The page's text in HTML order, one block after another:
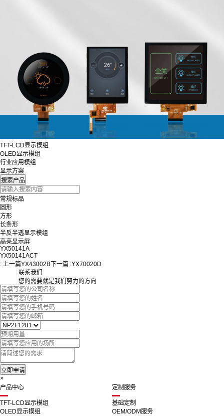
TFT-LCD显示模组
OLED显示模组
行业应用模组
显示方案
常规标品
圆形
方形
长条形
半反半透显示模组
高亮显示屏
YX50141A
YX50141ACT
: 上一篇YX43002B 下一篇 :YX70020D
联系我们
您的需要就是我们努力的方向
×
产品中心
TFT-LCD显示模组
OLED显示模组
定制服务
基础定制
OEM/ODM服务